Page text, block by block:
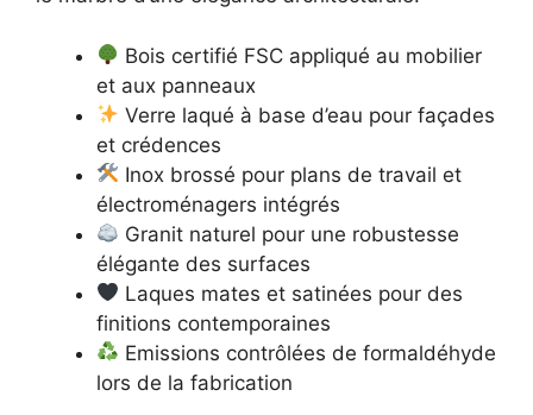
Bois certifié FSC appliqué au mobilier
et aux panneaux
Verre laqué à base d’eau pour façades
et crédences
Inox brossé pour plans de travail et
électroménagers intégrés
Granit naturel pour une robustesse
élégante des surfaces
Laques mates et satinées pour des
finitions contemporaines
Emissions contrôlées de formaldéhyde
lors de la fabrication